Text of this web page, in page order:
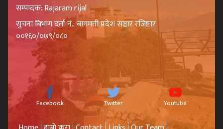
सम्पादक: Rajaram rijal
सुचना बिभाग दर्ता नं.: बागमती प्रदेश सञ्चार रजिष्टार
००१६०/०७९/०८०
Facebook Twitter Youtube